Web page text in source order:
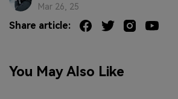
Mar 26, 25
Share article:
You May Also Like